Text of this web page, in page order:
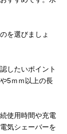
を選びましょ
したいポイント
5ｍｍ以上の長
使用時間や充電
気シェーバーを